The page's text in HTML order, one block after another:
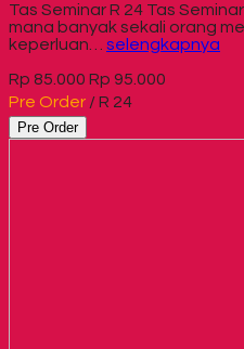
Tas Seminar R 24 Tas
mana banyak sekali orang
keperluan… selengkapnya
Rp 85.000 Rp 95.000
Pre Order / R 24
Pre Order